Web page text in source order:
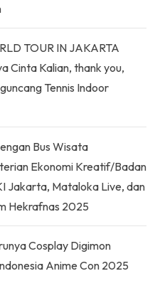
TOUR IN JAKARTA
Cinta Kalian, thank you,
Tennis Indoor
Bus Wisata
Ekonomi Kreatif/Badan
Jakarta, Mataloka Live, dan
Hekrafnas 2025
Cosplay Digimon
Anime Con 2025